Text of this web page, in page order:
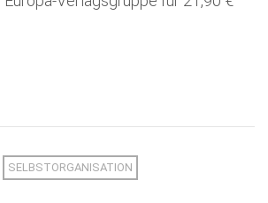
SELBSTORGANISATION